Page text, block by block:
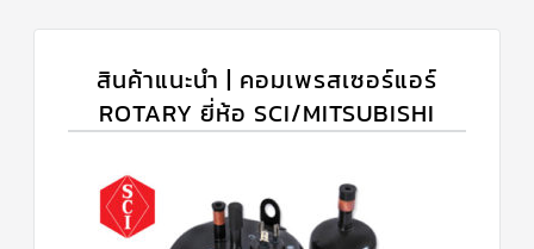
สินค้าแนะนำ | คอมเพรสเซอร์แอร์
ROTARY ยี่ห้อ SCI/MITSUBISHI